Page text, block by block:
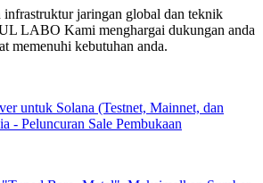
infrastruktur jaringan global dan teknik
LABO Kami menghargai dukungan anda
memenuhi kebutuhan anda.
untuk Solana (Testnet, Mainnet, dan
- Peluncuran Sale Pembukaan